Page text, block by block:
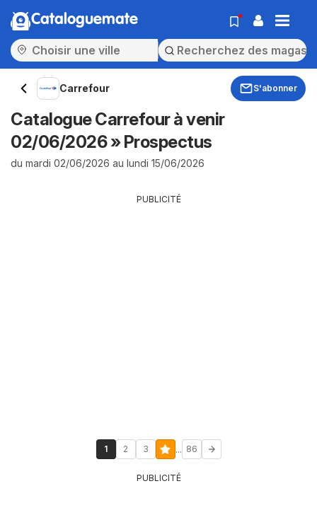
Cataloguemate
Carrefour S'abonner
Catalogue Carrefour à venir
02/06/2026 » Prospectus
du mardi 02/06/2026 au lundi 15/06/2026
PUBLICITÉ
1 2 3 ... 86
PUBLICITÉ